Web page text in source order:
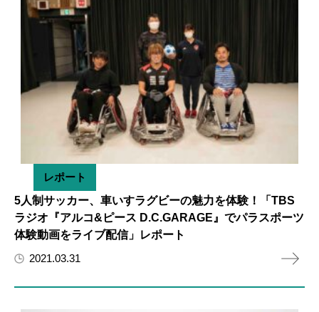
レポート
5人制サッカー、車いすラグビーの魅力を体験！「TBS
ラジオ『アルコ&ピース D.C.GARAGE』でパラスポーツ
体験動画をライブ配信」レポート
2021.03.31